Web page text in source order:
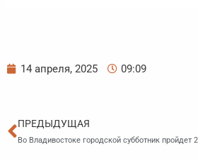
14 апреля, 2025 09:09
Пред
ПРЕДЫДУЩАЯ
Во Владивостоке городской субботник пройдет